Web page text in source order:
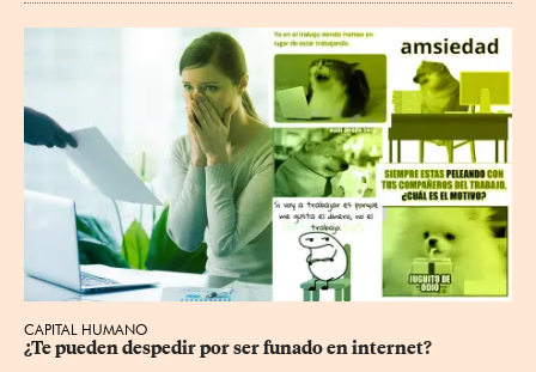
CAPITAL HUMANO
¿Te pueden despedir por ser funado en internet?